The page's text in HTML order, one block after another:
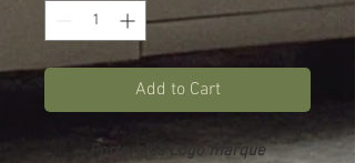
Add to Cart
Porte-clés Logo marque